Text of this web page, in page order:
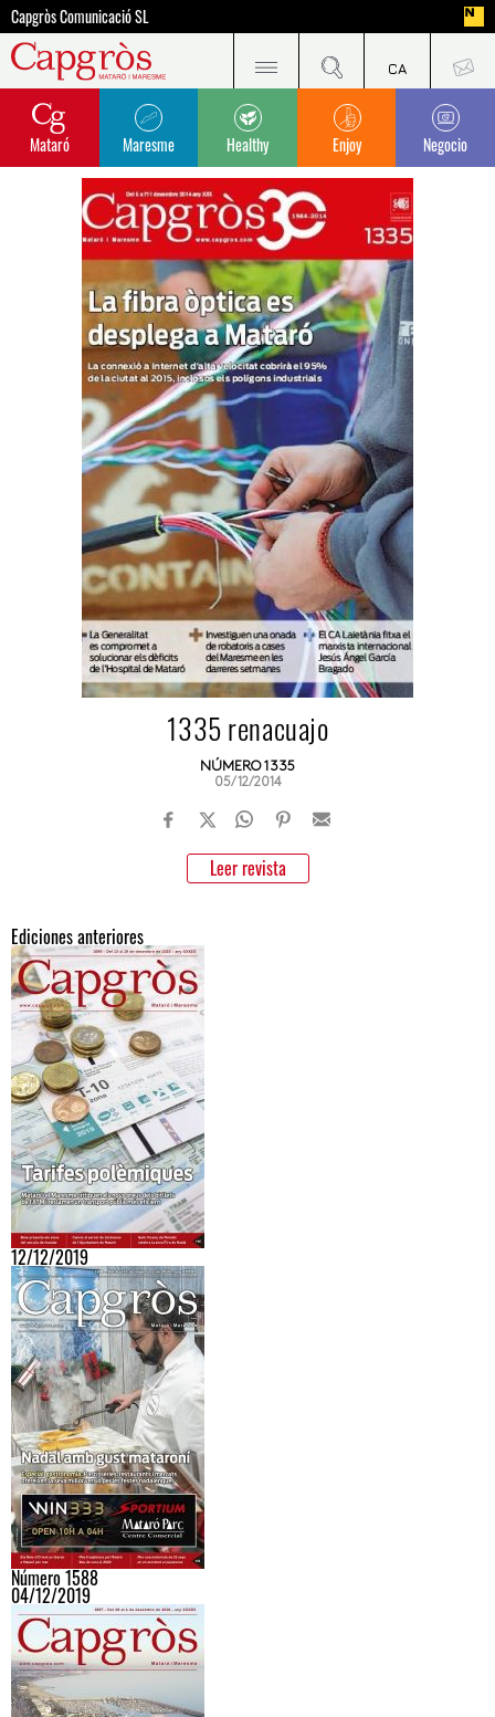
Capgròs Comunicació SL
Mataró Maresme Healthy Enjoy Negocio
1335 renacuajo
NÚMERO 1335
05/12/2014
Leer revista
Ediciones anteriores
12/12/2019
Número 1588
04/12/2019